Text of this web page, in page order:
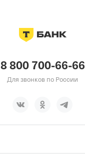
8 800 700-66-66
Для звонков по России